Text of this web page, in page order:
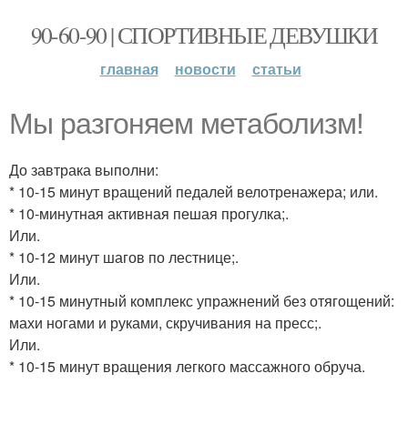
90-60-90 | СПОРТИВНЫЕ ДЕВУШКИ
главная новости статьи
Мы разгоняем метаболизм!
До завтрака выполни:
* 10-15 минут вращений педалей велотренажера; или.
* 10-минутная активная пешая прогулка;.
Или.
* 10-12 минут шагов по лестнице;.
Или.
* 10-15 минутный комплекс упражнений без отягощений:
махи ногами и руками, скручивания на пресс;.
Или.
* 10-15 минут вращения легкого массажного обруча.